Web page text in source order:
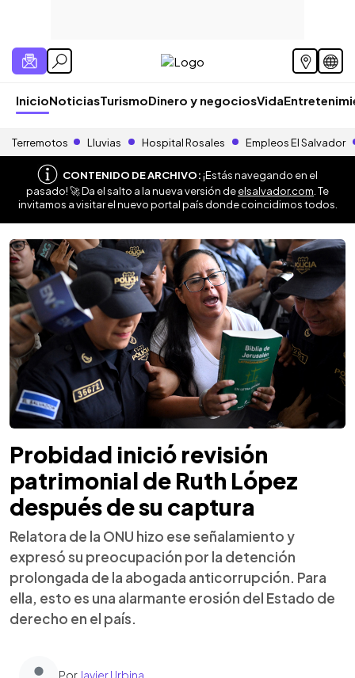
InicioNoticiasTurismoDinero y negociosVida
Terremotos Lluvias Hospital Rosales Empleos El Salvador
CONTENIDO DE ARCHIVO:¡Estás navegando en el
pasado! 🚀 Da el salto a la nueva versión deelsalvador.com . Te
invitamos a visitar el nuevo portal país donde coincidimos todos.
Probidad inició revisión
patrimonial de Ruth López
después de su captura
Relatora de la ONU hizo ese señalamiento y
expresó su preocupación por la detención
prolongada de la abogada anticorrupción. Para
ella, esto es una alarmante erosión del Estado de
derecho en el país.
Por Javier Urbina